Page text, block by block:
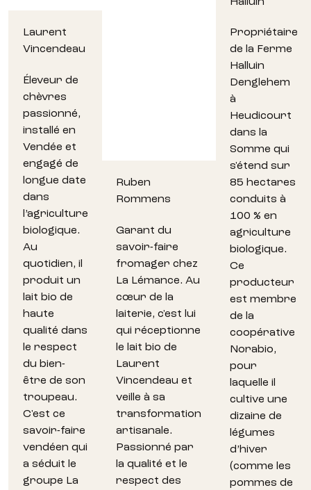
Laurent
Vincendeau
Éleveur de
chèvres
passionné,
installé en
Vendée et
engagé de
longue date
dans
l’agriculture
biologique.
Au
quotidien, il
produit un
lait bio de
haute
qualité dans
le respect
du bien-
être de son
troupeau.
C'est ce
savoir-faire
vendéen qui
a séduit le
groupe La
Ruben
Rommens
Garant du
savoir-faire
fromager chez
La Lémance. Au
cœur de la
laiterie, c'est lui
qui réceptionne
le lait bio de
Laurent
Vincendeau et
veille à sa
transformation
artisanale.
Passionné par
la qualité et le
respect des
Propriétaire
de la Ferme
Halluin
Denglehem
à
Heudicourt
dans la
Somme qui
s'étend sur
85 hectares
conduits à
100 % en
agriculture
biologique.
Ce
producteur
est membre
de la
coopérative
Norabio,
pour
laquelle il
cultive une
dizaine de
légumes
d’hiver
(comme les
pommes de